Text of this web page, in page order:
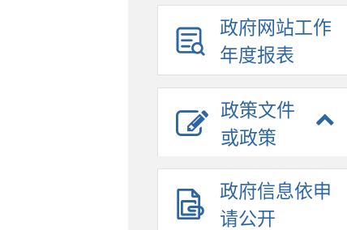
政府网站工作
年度报表
政策文件
或政策
政府信息依申
请公开